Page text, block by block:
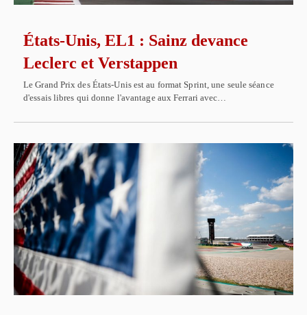
États-Unis, EL1 : Sainz devance
Leclerc et Verstappen
Le Grand Prix des États-Unis est au format Sprint, une seule séance
d'essais libres qui donne l'avantage aux Ferrari avec…